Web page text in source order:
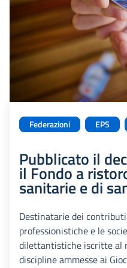
Federazioni EPS
Pubblicato il
il Fondo a
sanitarie e di
Destinatarie dei
professionistiche e le
dilettantistiche iscritte al
discipline ammesse ai